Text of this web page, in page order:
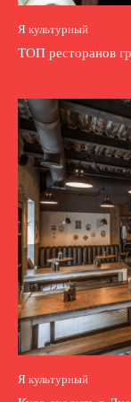
Я культурный
ТОП ресторанов
Я культурный